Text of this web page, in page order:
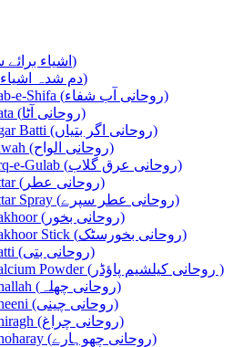
On Sale Products (اشیاء برائے سیل)
Dum Shuda Products (دم شدہ اشیاء)
Ruhani Aab-e-Shifa (روحانی آب شفاء)
Ruhani Aata (روحانی آٹا)
Ruhani Agar Batti (روحانی اگر بتیاں)
Ruhani Alwah (روحانی الواح)
Ruhani Arq-e-Gulab (روحانی عرق گلاب)
Ruhani Attar (روحانی عطر)
Ruhani Attar Spray (روحانی عطر سپرے)
Ruhani Bakhoor (روحانی بخور)
Ruhani Bakhoor Stick (روحانی بخورسٹک)
Ruhani Batti (روحانی بتی)
Ruhani Calcium Powder (روحانی کیلشیم پاؤڈر )
Ruhani Challah (روحانی چھلہ)
Ruhani Cheeni (روحانی چینی)
Ruhani Chiragh (روحانی چراغ)
Ruhani Choharay (روحانی چھوہارے)